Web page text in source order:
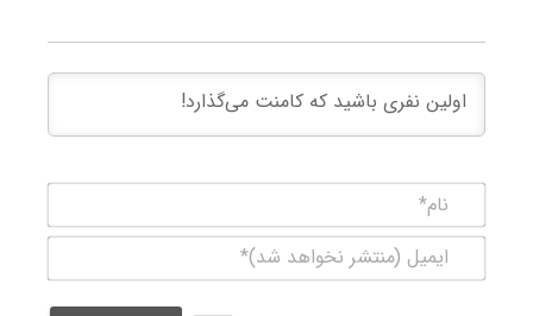
(منتشر